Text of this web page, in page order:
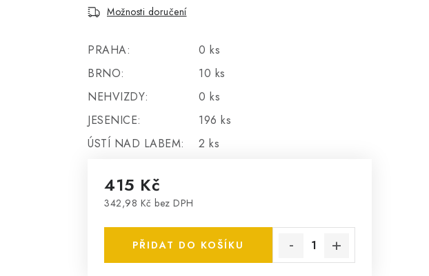
Možnosti doručení
PRAHA:
0 ks
BRNO:
10 ks
NEHVIZDY:
0 ks
JESENICE:
196 ks
ÚSTÍ NAD LABEM:
2 ks
415 Kč
342,98 Kč bez DPH
PŘIDAT DO KOŠÍKU